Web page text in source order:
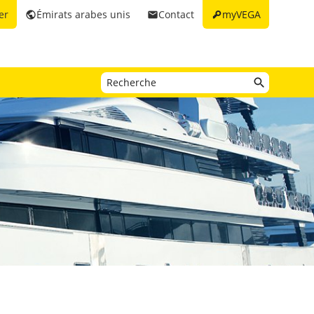
keymyVEGA
emailContact
publicÉmirats arabes unis